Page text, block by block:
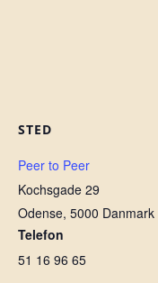
STED
Peer to Peer
Kochsgade 29
Odense, 5000 Danmark
Telefon
51 16 96 65